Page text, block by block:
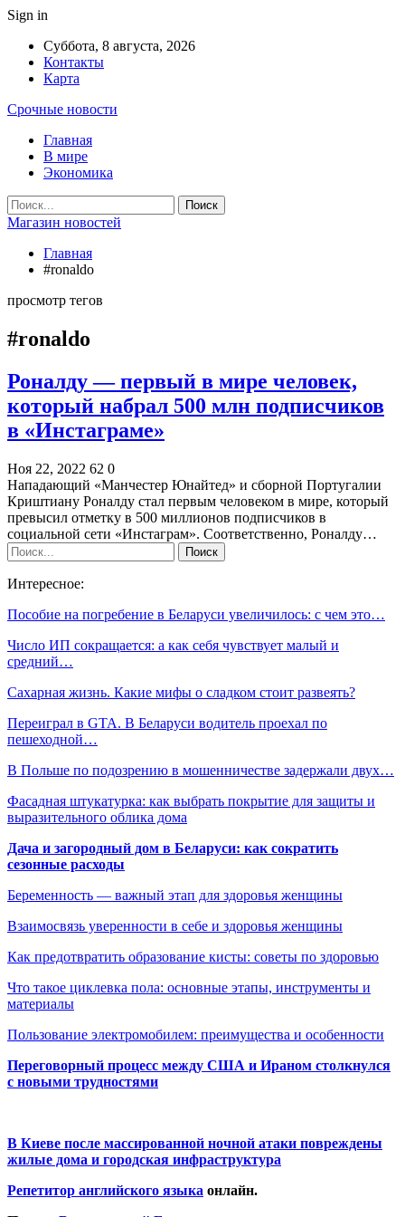
Sign in
Суббота, 8 августа, 2026
Контакты
Карта
Срочные новости
Главная
В мире
Экономика
Магазин новостей
Главная
#ronaldo
просмотр тегов
#ronaldo
Роналду — первый в мире человек,
который набрал 500 млн подписчиков
в «Инстаграме»
Ноя 22, 2022 62 0
Нападающий «Манчестер Юнайтед» и сборной Португалии
Криштиану Роналду стал первым человеком в мире, который
превысил отметку в 500 миллионов подписчиков в
социальной сети «Инстаграм». Соответственно, Роналду…
Интересное:
Пособие на погребение в Беларуси увеличилось: с чем это…
Число ИП сокращается: а как себя чувствует малый и
средний…
Сахарная жизнь. Какие мифы о сладком стоит развеять?
Переиграл в GTA. В Беларуси водитель проехал по
пешеходной…
В Польше по подозрению в мошенничестве задержали двух…
Фасадная штукатурка: как выбрать покрытие для защиты и
выразительного облика дома
Дача и загородный дом в Беларуси: как сократить
сезонные расходы
Беременность — важный этап для здоровья женщины
Взаимосвязь уверенности в себе и здоровья женщины
Как предотвратить образование кисты: советы по здоровью
Что такое циклевка пола: основные этапы, инструменты и
материалы
Пользование электромобилем: преимущества и особенности
Переговорный процесс между США и Ираном столкнулся
с новыми трудностями
В Киеве после массированной ночной атаки повреждены
жилые дома и городская инфраструктура
Репетитор английского языка онлайн.